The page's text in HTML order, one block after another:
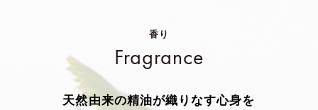
香り
Fragrance
天然由来の精油が織りなす心身を